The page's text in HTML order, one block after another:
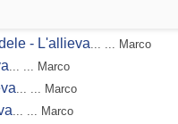
- L'allieva... ... Marco
... ... Marco
... ... Marco
... ... Marco